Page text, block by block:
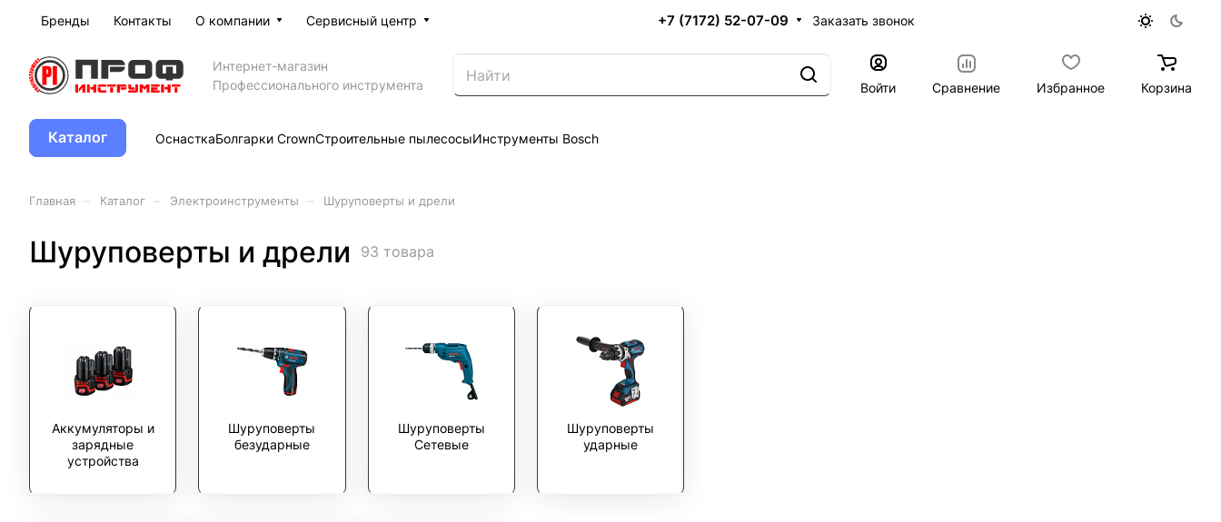
Бренды Контакты О компании Сервисный центр +7 (7172) 52-07-09 Заказать звонок
Интернет-магазин
Профессионального инструмента
Войти Сравнение Избранное Корзина
Каталог ОснасткаБолгарки CrownСтроительные пылесосыИнструменты Bosch
Главная Каталог Электроинструменты Шуруповерты и дрели
Шуруповерты и дрели 93 товара
Аккумуляторы и
зарядные
устройства
Шуруповерты
безударные
Шуруповерты
Сетевые
Шуруповерты
ударные